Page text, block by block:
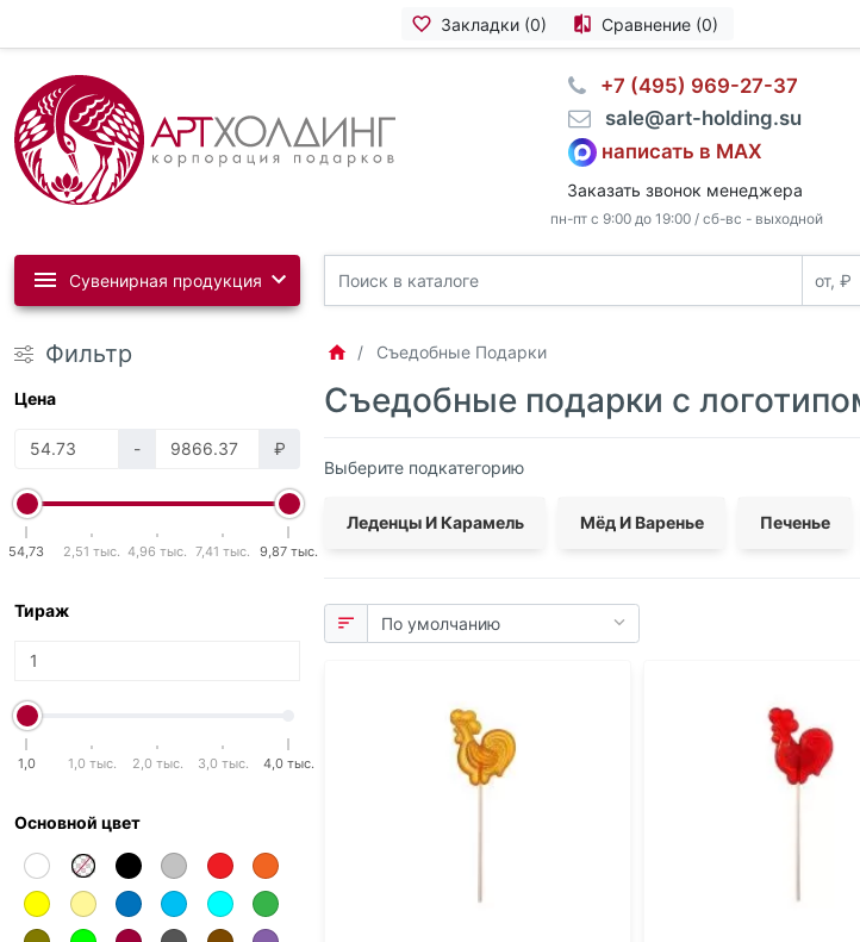
Закладки (0) Сравнение (0)
⠀+7 (495) 969-27-37
⠀sale@art-holding.su
написать в MAX
Заказать звонок менеджера
пн-пт с 9:00 до 19:00 / сб-вс - выходной
Сувенирная продукция
Фильтр
Цена
- ₽
54,73 2,51 тыс. 4,96 тыс. 7,41 тыс. 9,87 тыс.
Тираж
1,0 1,0 тыс. 2,0 тыс. 3,0 тыс. 4,0 тыс.
Основной цвет
Съедобные Подарки
Съедобные подарки с
Выберите подкатегорию
Леденцы И Карамель Мёд И Варенье Печенье